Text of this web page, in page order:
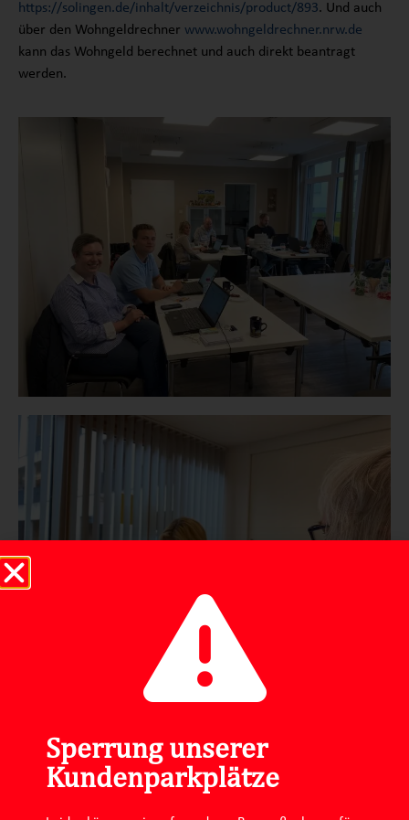
https://solingen.de/inhalt/verzeichnis/product/893. Und auch
über den Wohngeldrechner www.wohngeldrechner.nrw.de
kann das Wohngeld berechnet und auch direkt beantragt
werden.
Sperrung unserer
Kundenparkplätze